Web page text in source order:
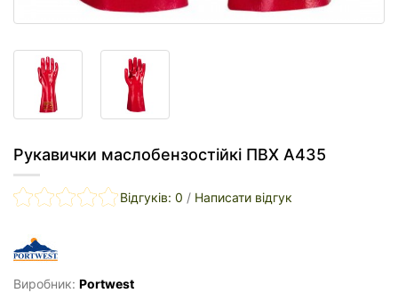
Рукавички маслобензостійкі ПВХ A435
Відгуків: 0 / Написати відгук
Виробник: Portwest